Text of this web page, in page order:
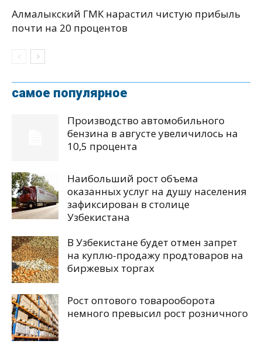
Алмалыкский ГМК нарастил чистую прибыль
почти на 20 процентов
самое популярное
Производство автомобильного
бензина в августе увеличилось на
10,5 процента
Наибольший рост объема
оказанных услуг на душу населения
зафиксирован в столице
Узбекистана
В Узбекистане будет отмен запрет
на куплю-продажу продтоваров на
биржевых торгах
Рост оптового товарооборота
немного превысил рост розничного